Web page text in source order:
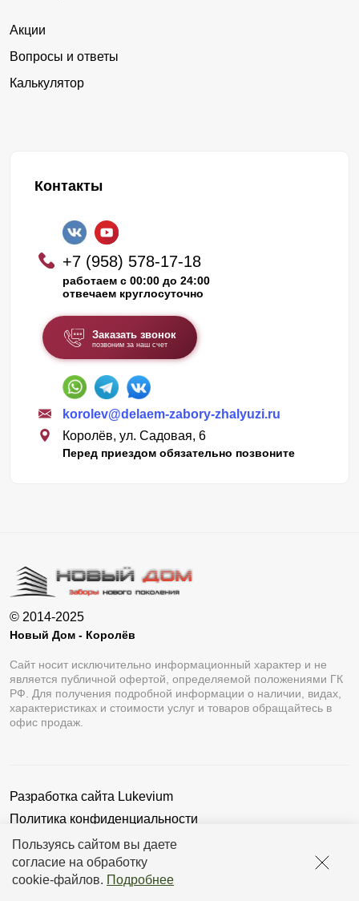
Пользуясь сайтом вы даете
согласие на обработку
cookie-файлов. Подробнее
Акции
Вопросы и ответы
Калькулятор
Контакты
+7 (958) 578-17-18
работаем с 00:00 до 24:00
отвечаем круглосуточно
Заказать звонок
позвоним за наш счет
korolev@delaem-zabory-zhalyuzi.ru
Королёв, ул. Садовая, 6
Перед приездом обязательно позвоните
© 2014-2025
Новый Дом - Королёв
Сайт носит исключительно информационный характер и не
является публичной офертой, определяемой положениями ГК
РФ. Для получения подробной информации о наличии, видах,
характеристиках и стоимости услуг и товаров обращайтесь в
офис продаж.
Разработка сайта Lukevium
Политика конфиденциальности
Пользовательское соглашение